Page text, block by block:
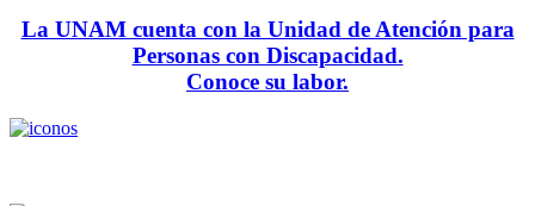
La UNAM cuenta con la Unidad de Atención para
Personas con Discapacidad.
Conoce su labor.